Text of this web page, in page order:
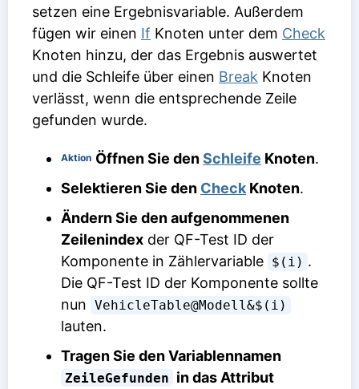
setzen eine Ergebnisvariable. Außerdem
fügen wir einen If Knoten unter dem Check
Knoten hinzu, der das Ergebnis auswertet
und die Schleife über einen Break Knoten
verlässt, wenn die entsprechende Zeile
gefunden wurde.
Aktion Öffnen Sie denSchleife Knoten.
Selektieren Sie den CheckKnoten.
Ändern Sie den aufgenommenen
Zeilenindex der QF-Test ID der
Komponente in Zählervariable $(i) .
Die QF-Test ID der Komponente sollte
nun VehicleTable@Modell&$(i)
lauten.
Tragen Sie den Variablennamen
ZeileGefunden in das Attribut